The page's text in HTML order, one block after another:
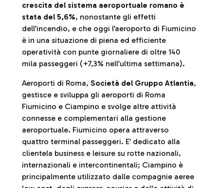
crescita del sistema aeroportuale romano è
stata del 5,6%, nonostante gli effetti
dell’incendio, e che oggi l’aeroporto di Fiumicino
è in una situazione di piena ed efficiente
operatività con punte giornaliere di oltre 140
mila passeggeri (+7,3% nell’ultima settimana).
Aeroporti di Roma, Società del Gruppo Atlantia,
gestisce e sviluppa gli aeroporti di Roma
Fiumicino e Ciampino e svolge altre attività
connesse e complementari alla gestione
aeroportuale. Fiumicino opera attraverso
quattro terminal passeggeri. E’ dedicato alla
clientela business e leisure su rotte nazionali,
internazionali e intercontinentali; Ciampino è
principalmente utilizzato dalle compagnie aeree